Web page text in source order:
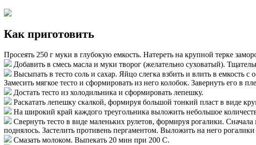
Как приготовить
Просеять 250 г муки в глубокую емкость. Натереть на крупной терке
Добавить в смесь масла и муки творог (желательно суховатый).
Высыпать в тесто соль и сахар. Яйцо слегка взбить и влить в емкость
Замесить мягкое тесто и сформировать из него колобок. Завернуть его в
Достать тесто из холодильника и сформировать лепешку.
Раскатать лепешку скалкой, формируя большой тонкий пласт в виде
На широкий край каждого треугольника выложить небольшое
Свернуть тесто в виде маленьких рулетов, формируя рогалики.
поднялось. Застелить противень пергаментом. Выложить на него
Смазать молоком. Выпекать 20 мин при 200 С.